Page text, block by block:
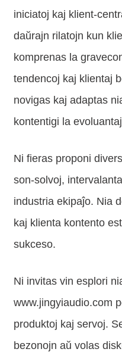
iniciatoj kaj klient-
daŭrajn rilatojn kun
komprenas la
tendencoj kaj klientaj
novigas kaj adaptas
kontentigi la
Ni fieras proponi
son-solvoj,
industria ekipaĵo. Nia
kaj klienta kontento
sukceso.
Ni invitas vin esplori
www.jingyiaudio.com
produktoj kaj servoj.
bezonojn aŭ volas